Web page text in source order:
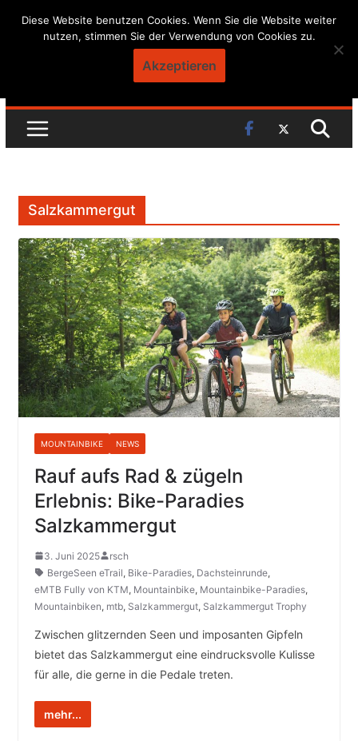
Skip
Salzkammergut
MOUNTAINBIKE NEWS
Rauf aufs Rad & zügeln
Erlebnis: Bike-Paradies
Salzkammergut
3. Juni 2025
rsch
BergeSeen eTrail, Bike-Paradies, Dachsteinrunde,
eMTB Fully von KTM, Mountainbike, Mountainbike-Paradies,
Mountainbiken, mtb, Salzkammergut, Salzkammergut Trophy
Zwischen glitzernden Seen und imposanten Gipfeln
bietet das Salzkammergut eine eindrucksvolle Kulisse
für alle, die gerne in die Pedale treten.
mehr...
Diese Website benutzen Cookies. Wenn Sie die Website weiter
nutzen, stimmen Sie der Verwendung von Cookies zu.
Akzeptieren